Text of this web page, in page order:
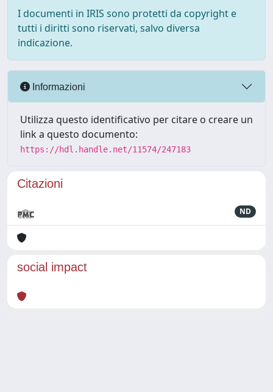
I documenti in IRIS sono protetti da copyright e
tutti i diritti sono riservati, salvo diversa
indicazione.
Informazioni
Utilizza questo identificativo per citare o creare un
link a questo documento:
https://hdl.handle.net/11574/247183
Citazioni
ND
social impact